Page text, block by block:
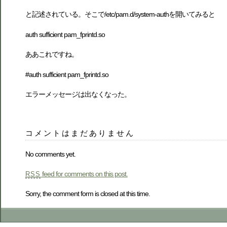
と記述されている。そこで/etc/pam.d/system-authを開いてみると
auth sufficient pam_fprintd.so
ああこれですね。
#auth sufficient pam_fprintd.so
エラーメッセージは出なくなった。
コメントはまだありません
No comments yet.
RSS feed for comments on this post.
Sorry, the comment form is closed at this time.